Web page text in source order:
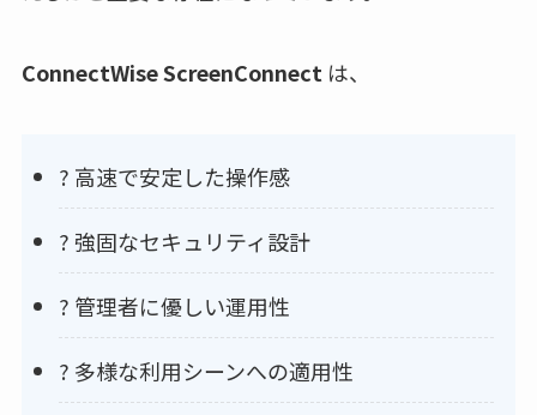
ConnectWise ScreenConnect は、
? 高速で安定した操作感
?️ 強固なセキュリティ設計
?️ 管理者に優しい運用性
? 多様な利用シーンへの適用性